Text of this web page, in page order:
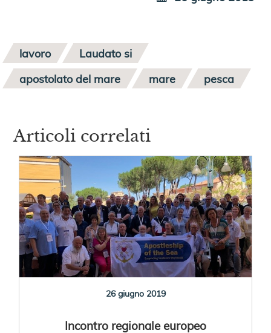
lavoro
Laudato si
apostolato del mare
mare pesca
Articoli correlati
26 giugno 2019
Incontro regionale europeo